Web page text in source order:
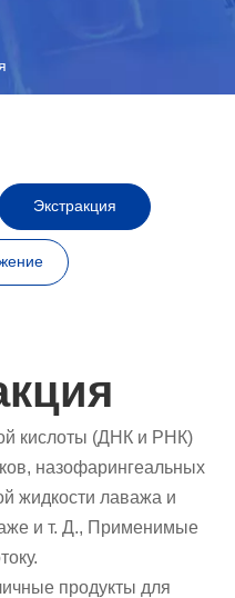
Экстракция
кислоты (ДНК и РНК)
назофарингеальных
жидкости лаважа и
и т. Д., Применимые
продукты для